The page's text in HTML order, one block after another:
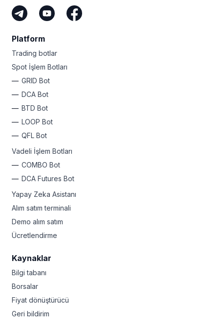
Platform
Trading botlar
Spot İşlem Botları
GRID Bot
DCA Bot
BTD Bot
LOOP Bot
QFL Bot
Vadeli İşlem Botları
COMBO Bot
DCA Futures Bot
Yapay Zeka Asistanı
Alım satım terminali
Demo alım satım
Ücretlendirme
Kaynaklar
Bilgi tabanı
Borsalar
Fiyat dönüştürücü
Geri bildirim